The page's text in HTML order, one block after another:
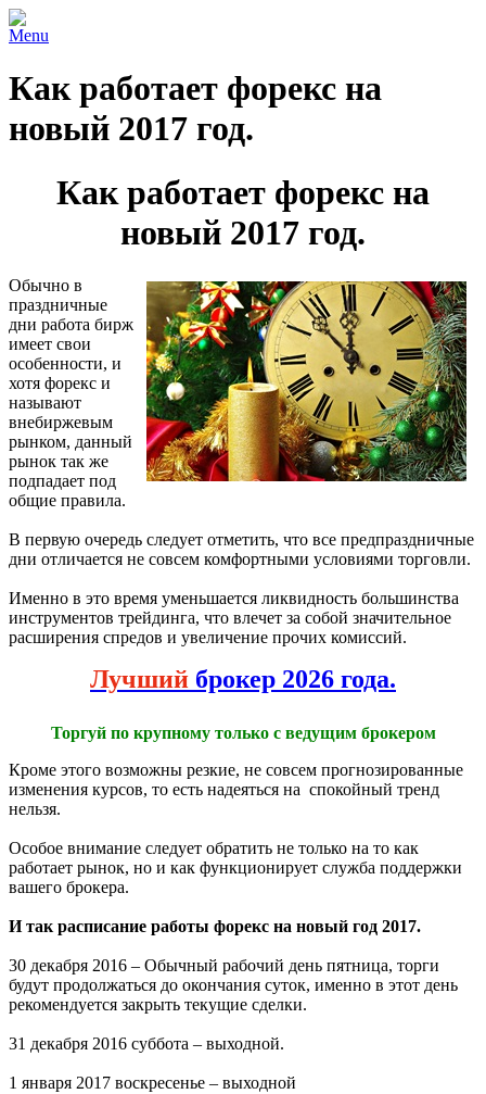
Menu
Как работает форекс на
новый 2017 год.
Как работает форекс на
новый 2017 год.
Обычно в
праздничные
дни работа бирж
имеет свои
особенности, и
хотя форекс и
называют
внебиржевым
рынком, данный
рынок так же
подпадает под
общие правила.
В первую очередь следует отметить, что все предпраздничные
дни отличается не совсем комфортными условиями торговли.
Именно в это время уменьшается ликвидность большинства
инструментов трейдинга, что влечет за собой значительное
расширения спредов и увеличение прочих комиссий.
Лучший брокер 2026 года.
Торгуй по крупному только с ведущим брокером
Кроме этого возможны резкие, не совсем прогнозированные
изменения курсов, то есть надеяться на спокойный тренд
нельзя.
Особое внимание следует обратить не только на то как
работает рынок, но и как функционирует служба поддержки
вашего брокера.
И так расписание работы форекс на новый год 2017.
30 декабря 2016 – Обычный рабочий день пятница, торги
будут продолжаться до окончания суток, именно в этот день
рекомендуется закрыть текущие сделки.
31 декабря 2016 суббота – выходной.
1 января 2017 воскресенье – выходной